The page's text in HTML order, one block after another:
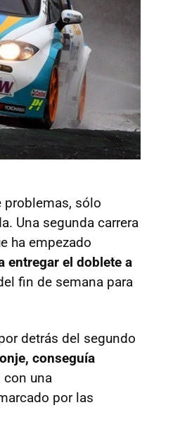
problemas, sólo
Una segunda carrera
ha empezado
entregar el doblete a
fin de semana para
detrás del segundo
conseguía
con una
por las